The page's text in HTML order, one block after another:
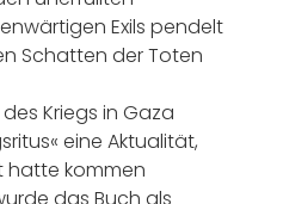
Exils pendelt
Schatten der Toten
Kriegs in Gaza
eine Aktualität,
hatte kommen